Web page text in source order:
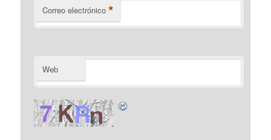
Correo electrónico *
Web